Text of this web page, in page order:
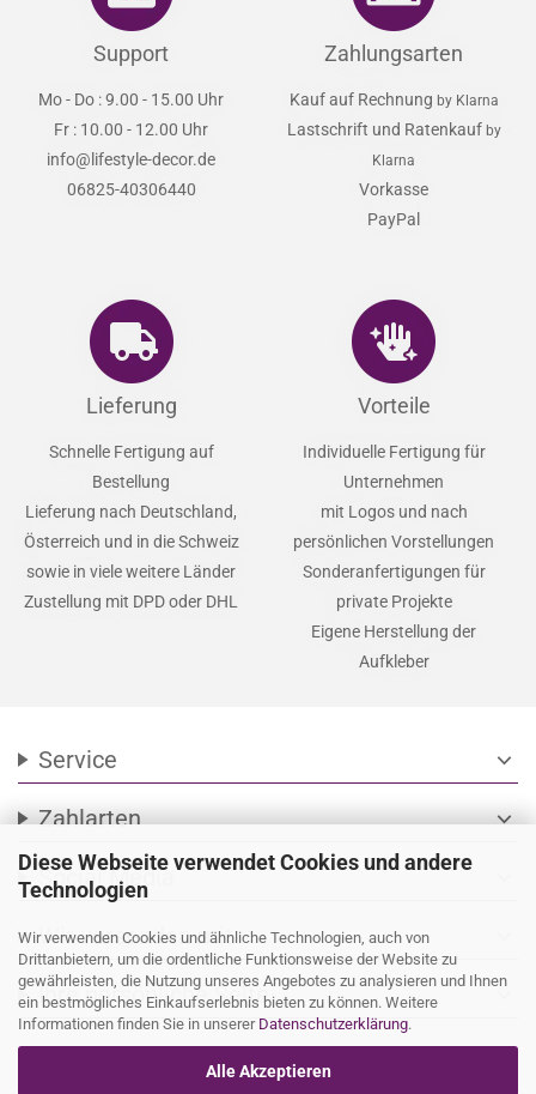
Diese Webseite verwendet Cookies und andere
Technologien
Wir verwenden Cookies und ähnliche Technologien, auch von
Drittanbietern, um die ordentliche Funktionsweise der Website zu
gewährleisten, die Nutzung unseres Angebotes zu analysieren und Ihnen
ein bestmögliches Einkaufserlebnis bieten zu können. Weitere
Informationen finden Sie in unserer Datenschutzerklärung.
Alle Akzeptieren
Support
Mo - Do : 9.00 - 15.00 Uhr
Fr : 10.00 - 12.00 Uhr
info@lifestyle-decor.de
06825-40306440
Zahlungsarten
Kauf auf Rechnung by Klarna
Lastschrift und Ratenkauf by
Klarna
Vorkasse
PayPal
Lieferung
Schnelle Fertigung auf
Bestellung
Lieferung nach Deutschland,
Österreich und in die Schweiz
sowie in viele weitere Länder
Zustellung mit DPD oder DHL
Vorteile
Individuelle Fertigung für
Unternehmen
mit Logos und nach
persönlichen Vorstellungen
Sonderanfertigungen für
private Projekte
Eigene Herstellung der
Aufkleber
Service expand_more
Zahlarten expand_more
Social Media
Wir versenden mit
Ihre persönliche Seite expand_more